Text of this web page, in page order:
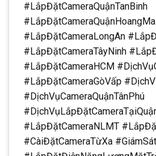
#LắpĐặtCameraQuậnTanBinh
#LắpĐặtCameraLongAn
#LắpĐặtCameraTâyNinh
#LắpĐặtCameraHCM
#LắpĐặtCameraGòVấp
#DịchVụCameraQuậnTânPhú
#LắpĐặtCameraNLMT
#CàiĐặtCameraTừXa